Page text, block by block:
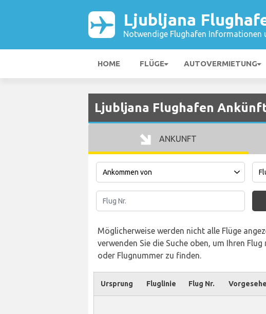
Ljubljana
Notwendige Flughafen Informationen
HOME FLÜGE AUTOVERMIETUNG
Ljubljana Flughafen
ANKUNFT
Möglicherweise werden nicht alle Flüge
verwenden Sie die Suche oben, um Ihren
oder Flugnummer zu finden.
Ursprung Fluglinie Flug Nr.